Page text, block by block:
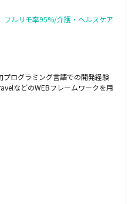
フルリモ率95%/介護・ヘルスケア
プログラミング言語での開発経験
などのWEBフレームワークを用